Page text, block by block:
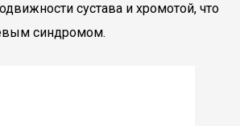
сустава и хромотой, что
синдромом.